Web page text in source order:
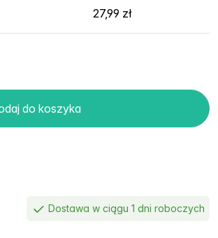
27,99 zł
do koszyka
Dostawa w ciągu 1 dni roboczych